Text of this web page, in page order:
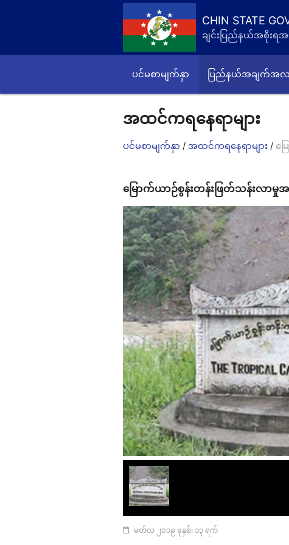
CHIN STATE
ချင်းပြည်နယ်အစိုးရ
ပင်မစာမျက်နှာ ပြည်နယ်အချက်အ
အထင်ကရနေရာများ
ပင်မစာမျက်နှာ / အထင်ကရနေရာများ / မ
မြောက်ယာဉ်စွန်းတန်းဖြတ်သန်းလာမှုအ
မတ်လ ၂၀၁၉ ခုနှစ်၊ ၁၃ ရက်